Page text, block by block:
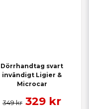
Dörrhandtag svart
invändigt Ligier &
Microcar
349 kr 329 kr